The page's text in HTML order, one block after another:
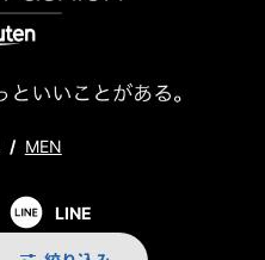
/ MEN
LINE